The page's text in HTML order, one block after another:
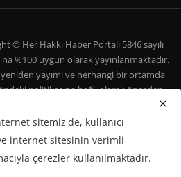
© Her Hakkı Haber Portalı 5846 sayılı
%100 uygun olarak yayınlanmaktadır.
yayımı ve herhangi bir ortamda
politikasına bağlı olarak önceden
Çerez Politikası
sitemiz'de, kullanıcı
internet sitesinin verimli
çerezler kullanılmaktadır.